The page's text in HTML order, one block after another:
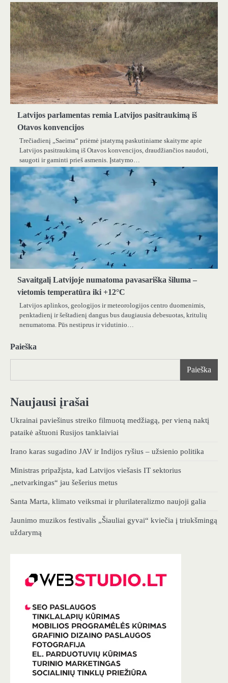
Latvijos parlamentas remia Latvijos pasitraukimą iš
Otavos konvencijos
Trečiadienį „Saeima“ priėmė įstatymą paskutiniame skaityme apie
Latvijos pasitraukimą iš Otavos konvencijos, draudžiančios naudoti,
saugoti ir gaminti prieš asmenis. Įstatymo…
Savaitgalį Latvijoje numatoma pavasariška šiluma –
vietomis temperatūra iki +12°C
Latvijos aplinkos, geologijos ir meteorologijos centro duomenimis,
penktadienį ir šeštadienį dangus bus daugiausia debesuotas, kritulių
nenumatoma. Pūs nestiprus ir vidutinio…
Paieška
Paieška
Naujausi įrašai
Ukrainai paviešinus streiko filmuotą medžiagą, per vieną naktį
pataikė aštuoni Rusijos tanklaiviai
Irano karas sugadino JAV ir Indijos ryšius – užsienio politika
Ministras pripažįsta, kad Latvijos viešasis IT sektorius
„netvarkingas“ jau šešerius metus
Santa Marta, klimato veiksmai ir plurilateralizmo naujoji galia
Jaunimo muzikos festivalis „Šiauliai gyvai“ kviečia į triukšmingą
uždarymą